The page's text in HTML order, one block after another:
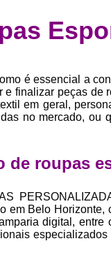
label
labels
é essencial a
finalizar peças de
em geral,
no mercado, ou
de roupas
em Belo
digital, entre